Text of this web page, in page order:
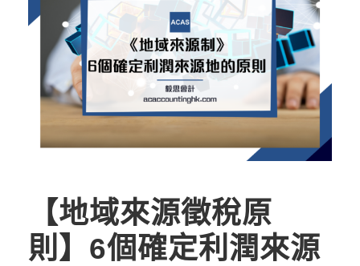
【地域來源徵稅原
則】6個確定利潤來源